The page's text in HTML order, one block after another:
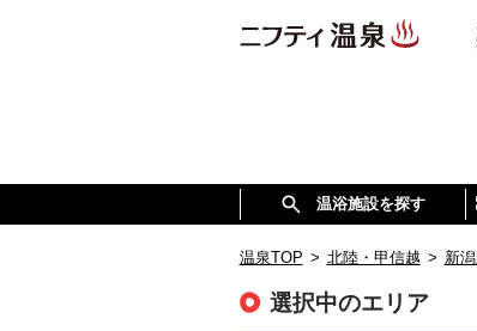
温浴施設を探す
温泉TOP > 北陸・甲信越 > 新
選択中のエリア